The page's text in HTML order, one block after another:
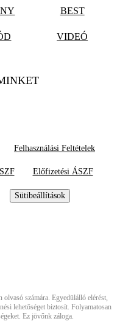
BEST
VIDEÓ
Felhasználási Feltételek
Előfizetési ÁSZF
Sütibeállítások
számára. Egyedülálló elérést,
lehetőséget biztosít. Folyamatosan
Ez jövőnk záloga.